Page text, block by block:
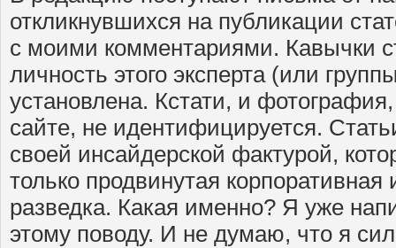
откликнувшихся на публикации
с моими комментариями. Кавычки
личность этого эксперта (или
установлена. Кстати, и
сайте, не идентифицируется.
своей инсайдерской фактурой,
только продвинутая корпоративная
разведка. Какая именно? Я уже
этому поводу. И не думаю, что я